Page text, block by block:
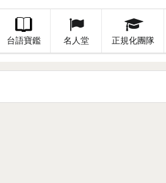
台語寶鑑 名人堂 正規化團隊